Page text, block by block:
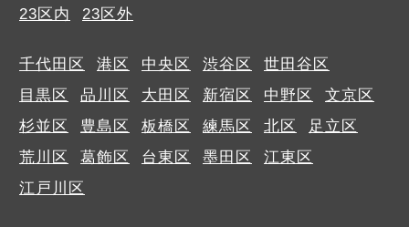
23区内
23区外
千代田区 港区 中央区 渋谷区
世田谷区
目黒区
品川区 大田区 新宿区 中野区
文京区
杉並区
豊島区 板橋区 練馬区 北区
足立区
荒川区
葛飾区 台東区 墨田区
江東区
江戸川区